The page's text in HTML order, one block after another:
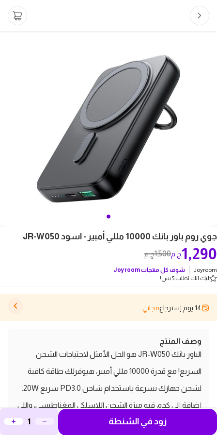
جوي روم باور بانك 10000 مللي أمبير - اسود JR-W050
1,500ج.م 1,290ج.م
Joyroom شوف كل منتجاتJoyroom
ليك انك تطلب 5 بس!
14 يوم إسترجاع مجاني
وصف المنتج
الباور بانك JR-W050 هو الحل الأمثل لاحتياجات الشحن
السريع! مع قدرة 10000 مللي أمبير، هيوفرلك طاقة كافية
لشحن جهازك بسرعة باستخدام شاحن PD3.0 سريع 20W.
إضافة إلى كده، فيه ميزة الشحن اللاسلكي المغناطيسي، واللي
بتخليه سهل الاستخدام ومرن جداً. لو محتاج تريح جهازك أثناء
زود في الشنطة